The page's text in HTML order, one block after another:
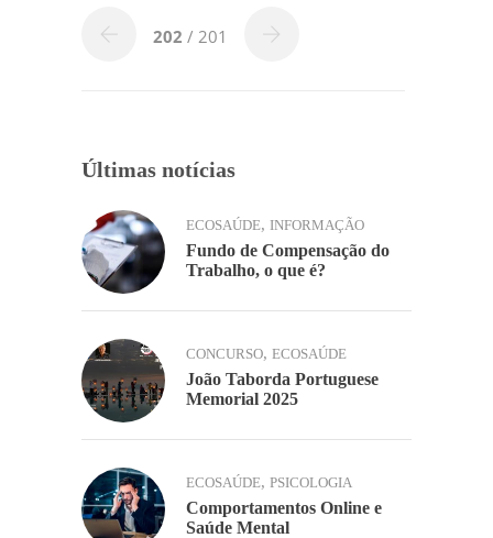
n p
202 / 201
Últimas notícias
ECOSAÚDE, INFORMAÇÃO
Fundo de Compensação do
Trabalho, o que é?
CONCURSO, ECOSAÚDE
João Taborda Portuguese
Memorial 2025
ECOSAÚDE, PSICOLOGIA
Comportamentos Online e
Saúde Mental